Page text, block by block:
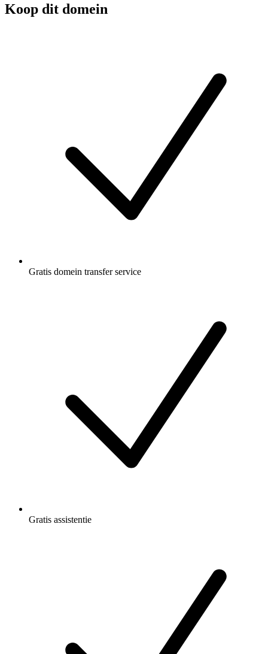
Koop dit domein
Gratis domein transfer service
Gratis assistentie